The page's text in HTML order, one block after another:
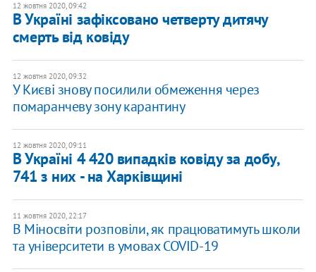
12 жовтня 2020, 09:42
В Україні зафіксовано четверту дитячу
смерть від ковіду
12 жовтня 2020, 09:32
У Києві знову посилили обмеження через
помаранчеву зону карантину
12 жовтня 2020, 09:11
В Україні 4 420 випадків ковіду за добу,
741 з них - на Харківщині
11 жовтня 2020, 22:17
В Міносвіти розповіли, як працюватимуть школи
та університети в умовах COVID-19